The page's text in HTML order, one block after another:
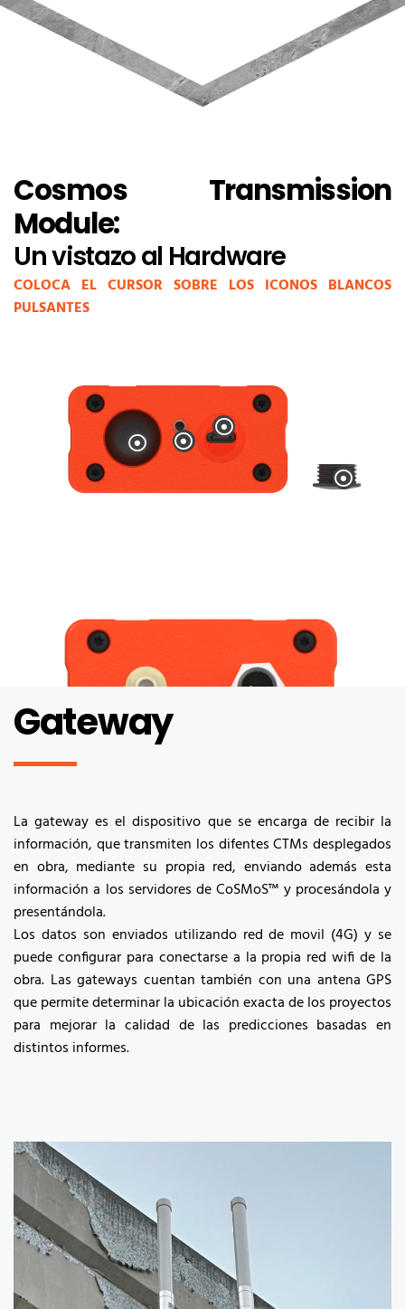
Cosmos Transmission
Module:
Un vistazo al Hardware
COLOCA EL CURSOR SOBRE LOS ICONOS BLANCOS
PULSANTES
Gateway
La gateway es el dispositivo que se encarga de recibir la
información, que transmiten los difentes CTMs desplegados
en obra, mediante su propia red, enviando además esta
información a los servidores de CoSMoS™ y procesándola y
presentándola.
Los datos son enviados utilizando red de movil (4G) y se
puede configurar para conectarse a la propia red wifi de la
obra. Las gateways cuentan también con una antena GPS
que permite determinar la ubicación exacta de los proyectos
para mejorar la calidad de las predicciones basadas en
distintos informes.